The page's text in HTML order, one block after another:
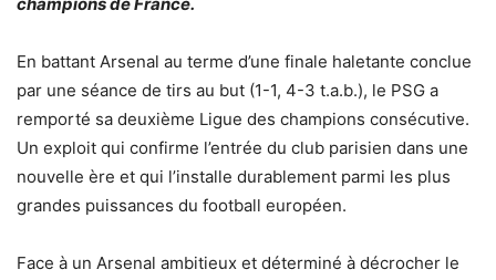
En battant Arsenal au terme d’une finale haletante conclue
par une séance de tirs au but (1-1, 4-3 t.a.b.), le PSG a
remporté sa deuxième Ligue des champions consécutive.
Un exploit qui confirme l’entrée du club parisien dans une
nouvelle ère et qui l’installe durablement parmi les plus
grandes puissances du football européen.
Face à un Arsenal ambitieux et déterminé à décrocher le